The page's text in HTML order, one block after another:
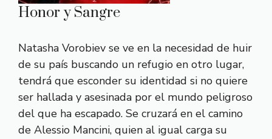
Honor y Sangre
Natasha Vorobiev se ve en la necesidad de huir
de su país buscando un refugio en otro lugar,
tendrá que esconder su identidad si no quiere
ser hallada y asesinada por el mundo peligroso
del que ha escapado. Se cruzará en el camino
de Alessio Mancini, quien al igual carga su